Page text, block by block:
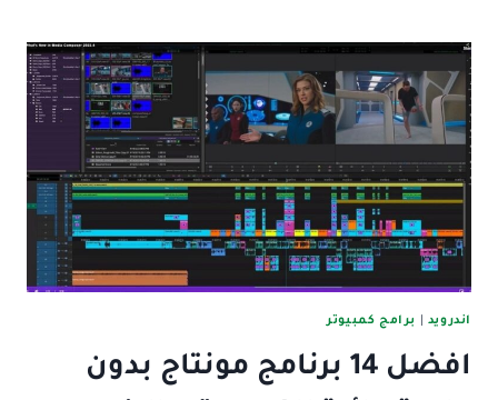
اندرويد برامج كمبيوتر
افضل 14 برنامج مونتاج بدون